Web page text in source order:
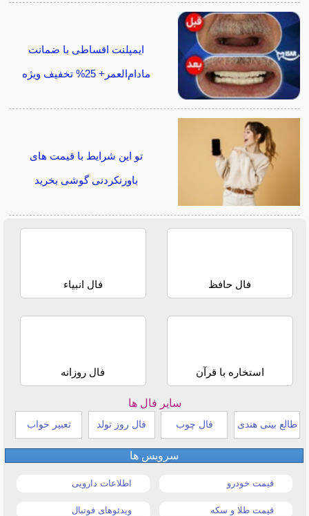
ایمپلنت اقساطی با ضمانت
مادام‌العمر+ 25% تخفیف ویژه
تو این شرایط با قیمت های
باورنکردنی گوشی بخرید
فال حافظ فال انبیاء
استخاره با قرآن فال روزانه
سایر فال ها
طالع بینی هندی فال چوب فال روز تولد تعبیر خواب
سرویس ها
قیمت خودرو اطلاعات دارویی
قیمت طلا و سکه ویدئوهای فوتبال